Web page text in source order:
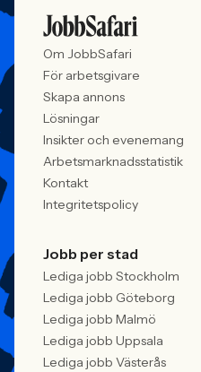
Om JobbSafari
För arbetsgivare
Skapa annons
Lösningar
Insikter och evenemang
Arbetsmarknadsstatistik
Kontakt
Integritetspolicy
Jobb per stad
Lediga jobb Stockholm
Lediga jobb Göteborg
Lediga jobb Malmö
Lediga jobb Uppsala
Lediga jobb Västerås